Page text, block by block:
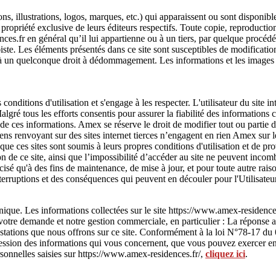
illustrations, logos, marques, etc.) qui apparaissent ou sont
exclusive de leurs éditeurs respectifs. Toute copie,
en général qu’il lui appartienne ou à un tiers, par quelque
Les éléments présentés dans ce site sont susceptibles de
un quelconque droit à dédommagement. Les informations et les
d'utilisation et s'engage à les respecter. L'utilisateur du site
tous les efforts consentis pour assurer la fiabilité des informations
ces informations. Amex se réserve le droit de modifier tout ou partie
renvoyant sur des sites internet tierces n’engagent en rien Amex
ces sites sont soumis à leurs propres conditions d'utilisation et de
ce site, ainsi que l’impossibilité d’accéder au site ne peuvent
qu'à des fins de maintenance, de mise à jour, et pour toute autre
et des conséquences qui peuvent en découler pour
Les informations collectées sur le site https://www.amex-
demande et notre gestion commerciale, en particulier : La réponse
que nous offrons sur ce site. Conformément à la loi N°78-17
des informations qui vous concernent, que vous pouvez
saisies sur https://www.amex-residences.fr/, cliquez ici.